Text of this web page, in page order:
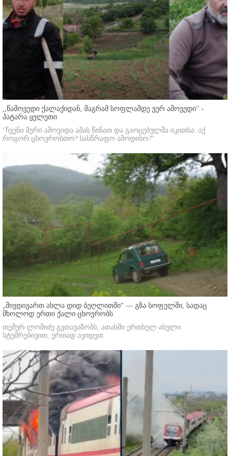
,,წამოვედი ქალაქიდან, მაგრამ სოფლამდე ვერ ამოვედი'' -
პატარა ყელეთი
"ჩვენი მერი ამოვიდა ამას წინათ და გაოცებულმა იკითხა: აქ
როგორ ცხოვრობთო? სასწრაფო ამოდისო?"
„მივდივართ ახლა დიდ ბეღლითში“ — გზა სოფელში, სადაც
მხოლოდ ერთი ქალი ცხოვრობს
თემურ ლომიძე გვთავაზობს, ათასში ერთხელ ასული
სტუმრებივით, ერთად ავიდეთ